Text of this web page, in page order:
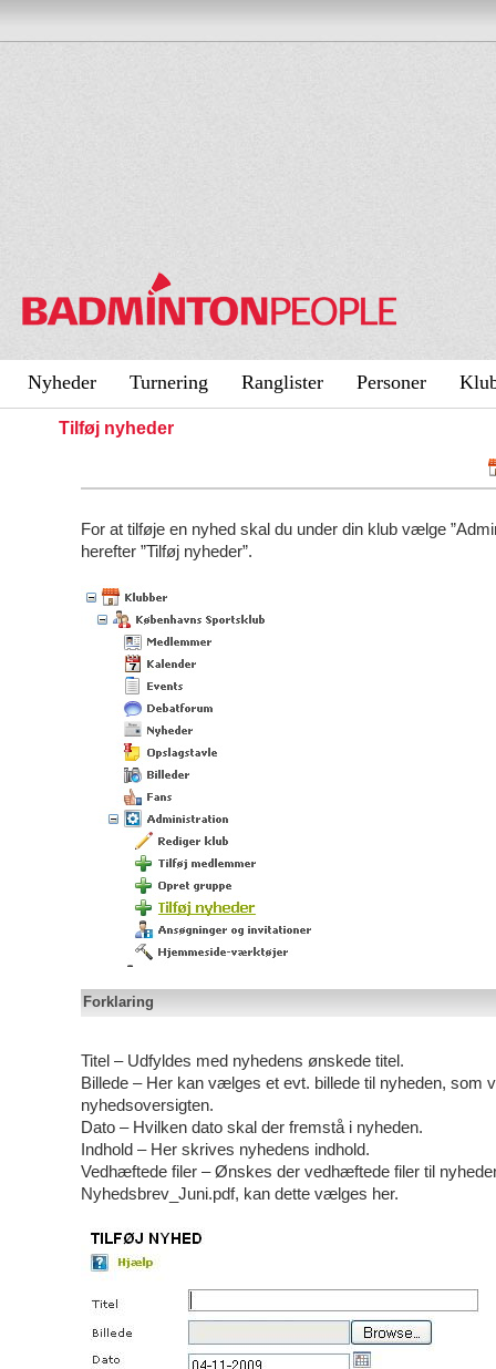
Nyheder Turnering Ranglister Personer
Tilføj nyheder
For at tilføje en nyhed skal du under din klub vælge
herefter ”Tilføj nyheder”.
Forklaring
Titel – Udfyldes med nyhedens ønskede titel.
Billede – Her kan vælges et evt. billede til nyheden, som
nyhedsoversigten.
Dato – Hvilken dato skal der fremstå i nyheden.
Indhold – Her skrives nyhedens indhold.
Vedhæftede filer – Ønskes der vedhæftede filer til
Nyhedsbrev_Juni.pdf, kan dette vælges her.